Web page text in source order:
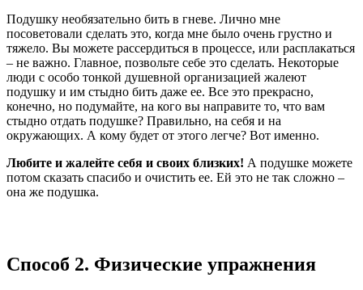
Подушку необязательно бить в гневе. Лично мне
посоветовали сделать это, когда мне было очень грустно и
тяжело. Вы можете рассердиться в процессе, или расплакаться
– не важно. Главное, позвольте себе это сделать. Некоторые
люди с особо тонкой душевной организацией жалеют
подушку и им стыдно бить даже ее. Все это прекрасно,
конечно, но подумайте, на кого вы направите то, что вам
стыдно отдать подушке? Правильно, на себя и на
окружающих. А кому будет от этого легче? Вот именно.
Любите и жалейте себя и своих близких! А подушке можете
потом сказать спасибо и очистить ее. Ей это не так сложно –
она же подушка.
Способ 2. Физические упражнения